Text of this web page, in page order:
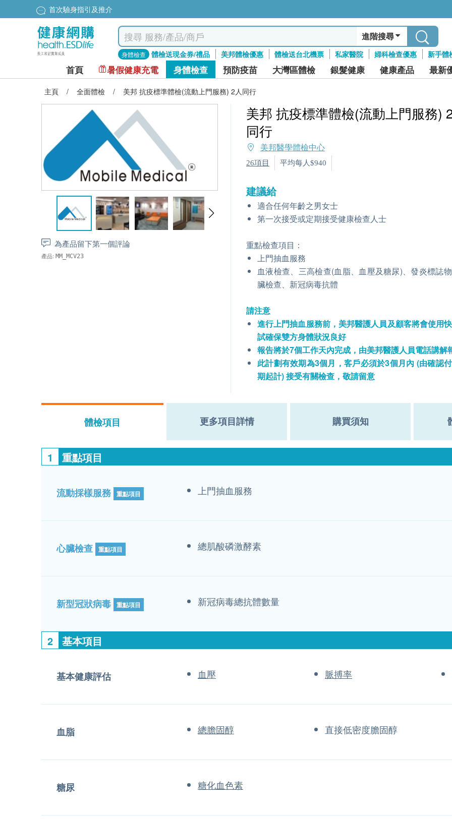
首次驗身指引及推介
進階搜尋
身體檢查 體檢送現金券/禮品 美邦體檢優惠 體檢送台北機票 私家醫院 婦科檢查優惠 新手體
首頁 暑假健康充電 身體檢查 預防疫苗 大灣區體檢 銀髮健康 健康產品 最新
主頁 / 全面體檢 / 美邦 抗疫標準體檢(流動上門服務) 2人同行
為產品留下第一個評論
產品: MM_MCV23
美邦 抗疫標準體檢(流動上門服務)
同行
美邦醫學體檢中心
26項目 平均每人$940
建議給
適合任何年齡之男女士
第一次接受或定期接受健康檢查人士
重點檢查項目：
上門抽血服務
血液檢查、三高檢查(血脂、血壓及糖尿)、發炎標誌
臟檢查、新冠病毒抗體
請注意
進行上門抽血服務前，美邦醫護人員及顧客將會使用
試確保雙方身體狀況良好
報告將於7個工作天內完成，由美邦醫護人員電話講解
此計劃有效期為3個月，客戶必須於3個月內 (由確認
期起計) 接受有關檢查，敬請留意
體檢項目 更多項目詳情 購買須知
1 重點項目
流動採樣服務 重點項目 上門抽血服務
心臟檢查 重點項目 總肌酸磷激酵素
新型冠狀病毒 重點項目 新冠病毒總抗體數量
2 基本項目
基本健康評估 血壓 脈搏率
血脂 總膽固醇 直接低密度膽固醇
糖尿 糖化血色素